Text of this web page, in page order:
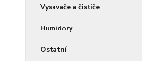
Vysavače a čističe
Humidory
Ostatní